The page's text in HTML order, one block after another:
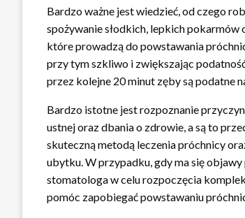
Bardzo ważne jest wiedzieć, od czego
spożywanie słodkich, lepkich
które prowadzą do powstawania
przy tym szkliwo i zwiększając
przez kolejne 20 minut zęby są podatne
Bardzo istotne jest rozpoznanie
ustnej oraz dbania o zdrowie, a są to
skuteczną metodą leczenia próchnicy
ubytku. W przypadku, gdy ma się
stomatologa w celu rozpoczęcia
pomóc zapobiegać powstawaniu